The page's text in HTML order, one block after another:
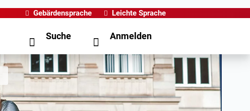
Gebärdensprache Leichte Sprache
Suche Anmelden